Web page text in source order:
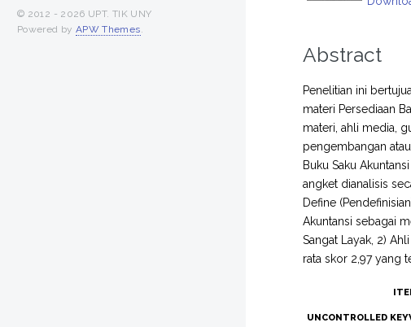
Abstract
Penelitian ini
materi Persediaan
materi, ahli media,
pengembangan
Buku Saku
angket dianalisis
Define
Akuntansi sebagai
Sangat Layak, 2)
rata skor 2,97 yang
UNCONTROLLED
© 2012 - 2026 UPT. TIK UNY
Powered by APW Themes